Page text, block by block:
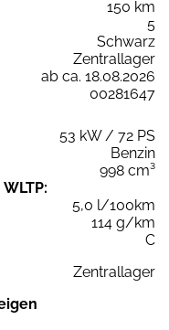
150 km
5
Schwarz
Zentrallager
ab ca. 18.08.2026
00281647
53 kW / 72 PS
Benzin
998 cm³
5,0 l/100km
114 g/km
C
Zentrallager